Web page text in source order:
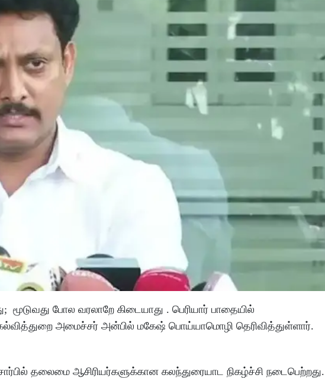
போல வரலாறே கிடையாது . பெரியார் பாதையில்
அமைச்சர் அன்பில் மகேஷ் பொய்யாமொழி தெரிவித்துள்ளார்.
தலைமை ஆசிரியர்களுக்கான கலந்துரையாட நிகழ்ச்சி நடைபெற்றது.